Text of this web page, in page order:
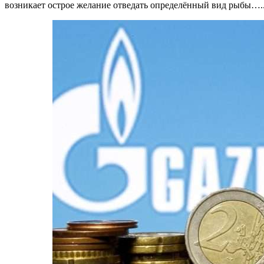
возникает острое желание отведать определённый вид